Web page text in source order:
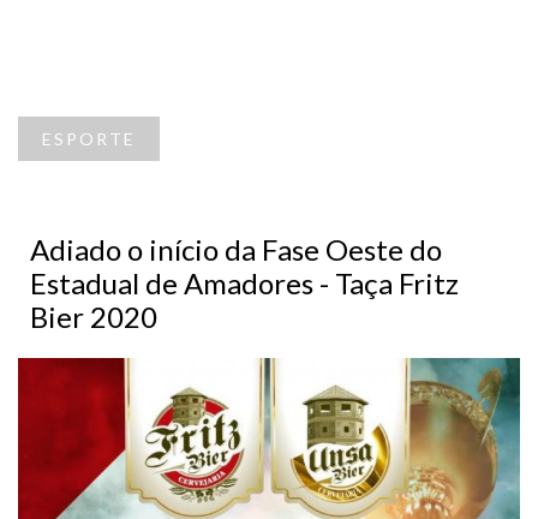
ESPORTE
Adiado o início da Fase Oeste do
Estadual de Amadores - Taça Fritz
Bier 2020